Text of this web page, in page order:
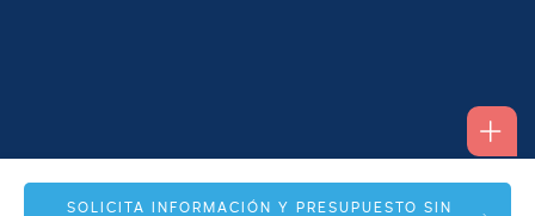
SOLICITA INFORMACIÓN Y PRESUPUESTO SIN
Alfonso I, 17 Planta 1ª